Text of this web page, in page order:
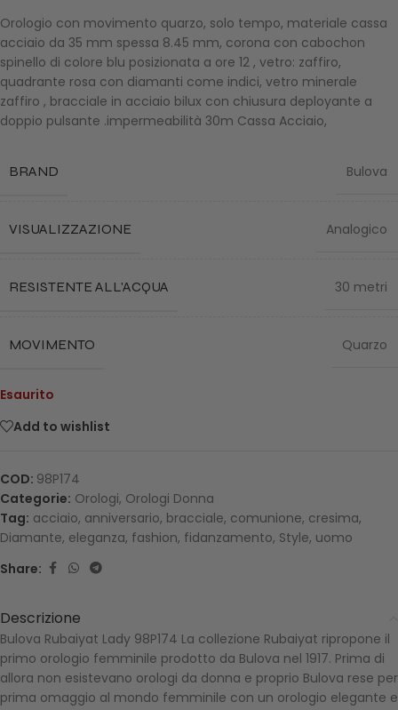
Orologio con movimento quarzo, solo tempo, materiale cassa
acciaio da 35 mm spessa 8.45 mm, corona con cabochon
spinello di colore blu posizionata a ore 12 , vetro: zaffiro,
quadrante rosa con diamanti come indici, vetro minerale
zaffiro , bracciale in acciaio bilux con chiusura deployante a
doppio pulsante .impermeabilità 30m Cassa Acciaio,
BRAND Bulova
VISUALIZZAZIONE Analogico
RESISTENTE ALL'ACQUA 30 metri
MOVIMENTO Quarzo
Esaurito
Add to wishlist
COD: 98P174
Categorie: Orologi, Orologi Donna
Tag: acciaio, anniversario, bracciale, comunione, cresima,
Diamante, eleganza, fashion, fidanzamento, Style, uomo
Share:
Descrizione
Bulova Rubaiyat Lady 98P174 La collezione Rubaiyat ripropone il
primo orologio femminile prodotto da Bulova nel 1917. Prima di
allora non esistevano orologi da donna e proprio Bulova rese per
prima omaggio al mondo femminile con un orologio elegante e